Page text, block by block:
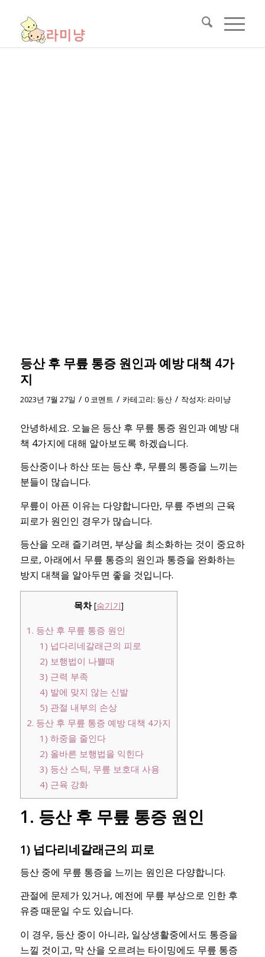
등산 후 무릎 통증 원인과 예방 대책 4가
지
2023년 7월 27일 / 0 코멘트 / 카테고리: 등산 / 작성자: 라미냥
안녕하세요. 오늘은 등산 후 무릎 통증 원인과 예방 대
책 4가지에 대해 알아보도록 하겠습니다.
등산중이나 하산 또는 등산 후, 무릎의 통증을 느끼는
분들이 많습니다.
무릎이 아픈 이유는 다양합니다만, 무릎 주변의 근육
피로가 원인인 경우가 많습니다.
등산을 오래 즐기려면, 부상을 최소화하는 것이 중요하
므로, 아래에서 무릎 통증의 원인과 통증을 완화하는
방지 대책을 알아두면 좋을 것입니다.
목차 [숨기기]
1. 등산 후 무릎 통증 원인
1) 넙다리네갈래근의 피로
2) 보행법이 나쁠때
3) 근력 부족
4) 발에 맞지 않는 신발
5) 관절 내부의 손상
2. 등산 후 무릎 통증 예방 대책 4가지
1) 하중을 줄인다
2) 올바른 보행법을 익힌다
3) 등산 스틱, 무릎 보호대 사용
4) 근육 강화
1. 등산 후 무릎 통증 원인
1) 넙다리네갈래근의 피로
등산 중에 무릎 통증을 느끼는 원인은 다양합니다.
관절에 문제가 있거나, 예전에 무릎 부상으로 인한 후
유증 때문일 수도 있습니다.
이 경우, 등산 중이 아니라, 일상생활중에서도 통증을
느낄 것이고, 막 산을 오르려는 타이밍에도 무릎 통증